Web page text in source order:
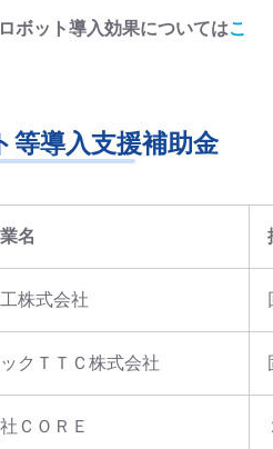
ボット導入効果についてはこ
等導入支援補助金
名
株式会社
クＴＴＣ株式会社
ＣＯＲＥ